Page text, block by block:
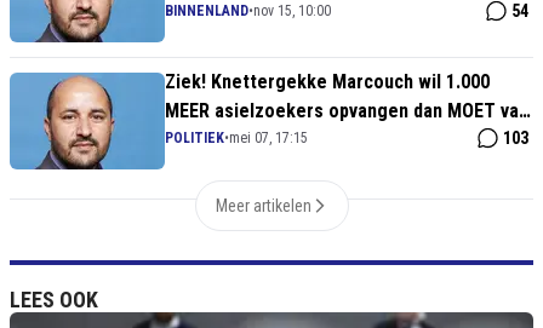
de rechtsorde'
BINNENLAND•nov 15, 10:00 54
Ziek! Knettergekke Marcouch wil 1.000
MEER asielzoekers opvangen dan MOET van
de Spreidingswet
POLITIEK•mei 07, 17:15 103
Meer artikelen
LEES OOK